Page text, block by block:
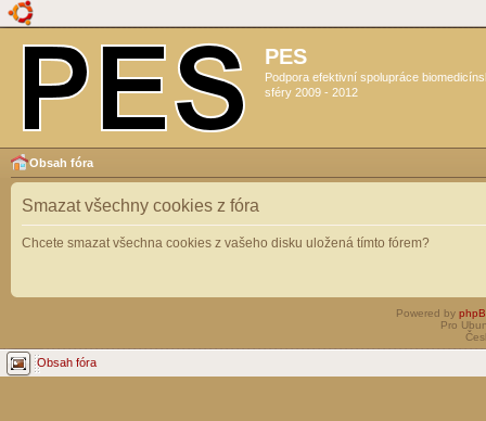
PES
Podpora efektivní spolupráce
sféry 2009 - 2012
Obsah fóra
Smazat všechny cookies z fóra
Chcete smazat všechna cookies z vašeho disku uložená tímto fórem?
Powered by
Pro
Obsah fóra